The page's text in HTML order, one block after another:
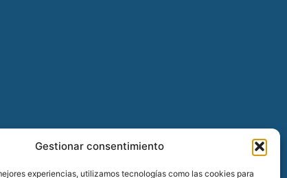
Gestionar consentimiento
experiencias, utilizamos tecnologías como las cookies para